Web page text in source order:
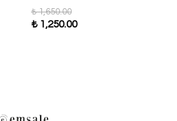
₺ 1,650.00
₺ 1,250.00